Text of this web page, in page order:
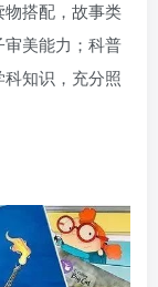
搭配，故事类
美能力；科普
知识，充分照